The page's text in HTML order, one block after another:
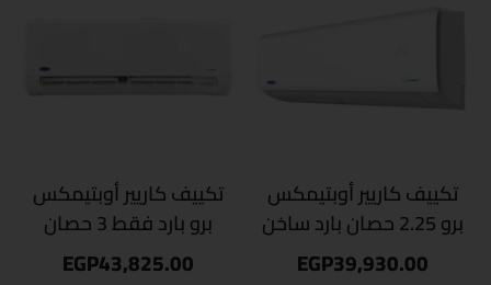
تكييف كاريير أوبتيمكس
برو 2.25 حصان بارد ساخن
EGP39,930.00
تكييف كاريير أوبتيمكس
برو بارد فقط 3 حصان
EGP43,825.00